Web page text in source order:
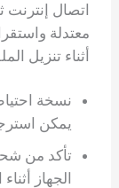
اتصال
معتدلة
أثناء تنزيل
نسخة
يمكن
الجهاز